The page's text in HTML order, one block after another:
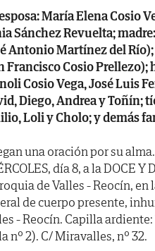
María Elena Cosio
Sánchez Revuelta;
Antonio Martínez del
Francisco Cosio
Cosio Vega, José Luis
Diego, Andrea y Toñín;
Loli y Cholo; y demás
una oración por su
día 8, a la DOCE
de Valles - Reocín, en
de cuerpo presente,
- Reocín. Capilla ardiente:
nº 2). C/ Miravalles, nº 32.